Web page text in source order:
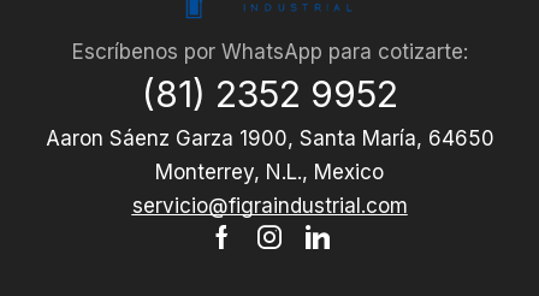
Escríbenos por WhatsApp para cotizarte:
(81) 2352 9952
Aaron Sáenz Garza 1900, Santa María, 64650
Monterrey, N.L., Mexico
servicio@figraindustrial.com